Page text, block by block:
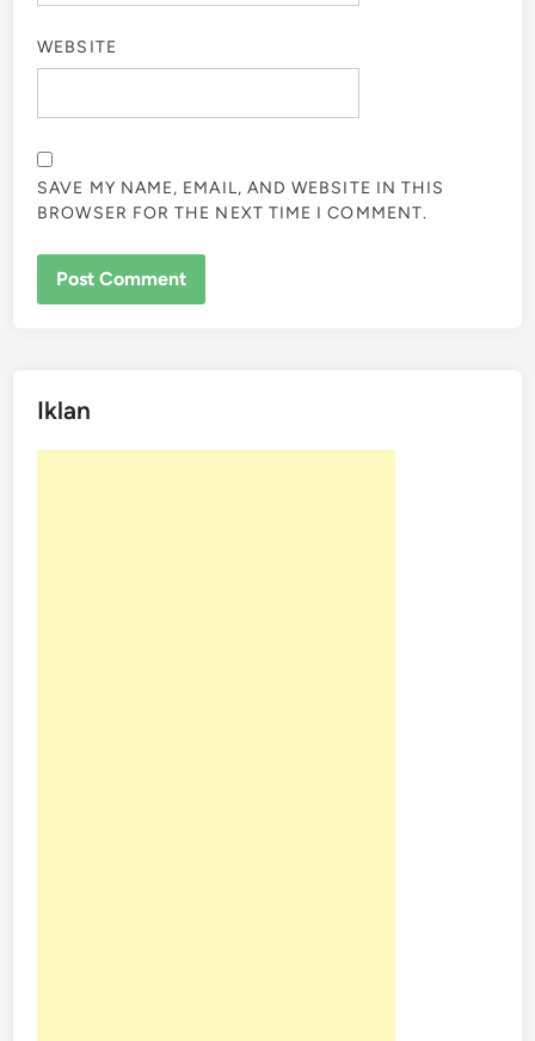
WEBSITE
SAVE MY NAME, EMAIL, AND WEBSITE IN THIS
BROWSER FOR THE NEXT TIME I COMMENT.
Iklan